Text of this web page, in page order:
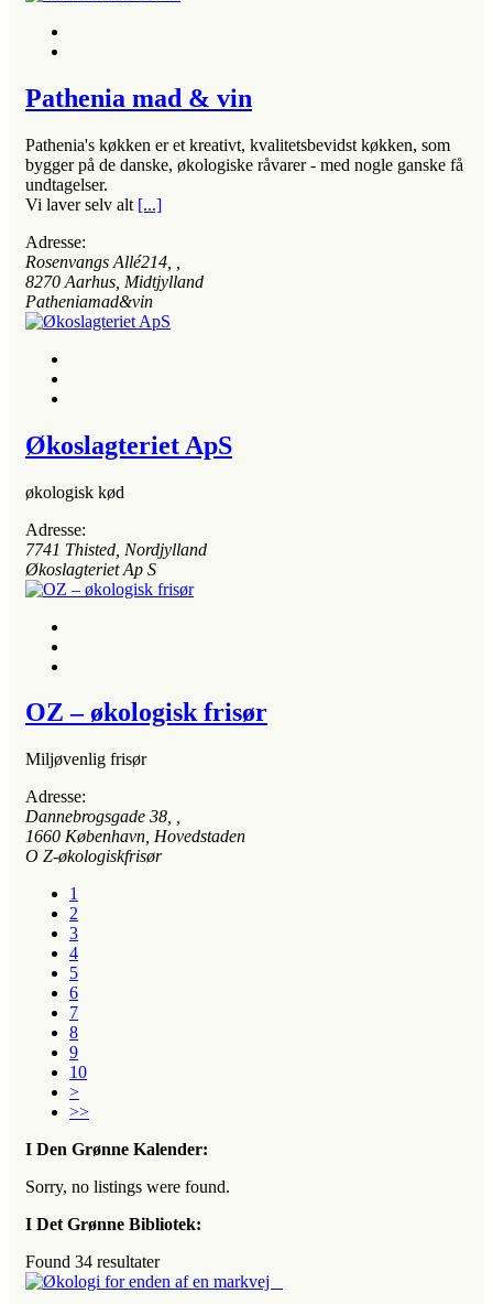
Pathenia mad & vin
Pathenia's køkken er et kreativt, kvalitetsbevidst køkken, som
bygger på de danske, økologiske råvarer - med nogle ganske få
undtagelser.
Vi laver selv alt [...]
Adresse:
Rosenvangs Allé214
8270 Aarhus, Midtjylland
Patheniamad&vin
Økoslagteriet ApS
økologisk kød
Adresse:
7741 Thisted, Nordjylland
Økoslagteriet Ap S
OZ – økologisk frisør
Miljøvenlig frisør
Adresse:
Dannebrogsgade 38
1660 København, Hovedstaden
O Z-økologiskfrisør
1
2
3
4
5
6
7
8
9
10
>
>>
I Den Grønne Kalender:
Sorry, no listings were found.
I Det Grønne Bibliotek:
Found 34 resultater